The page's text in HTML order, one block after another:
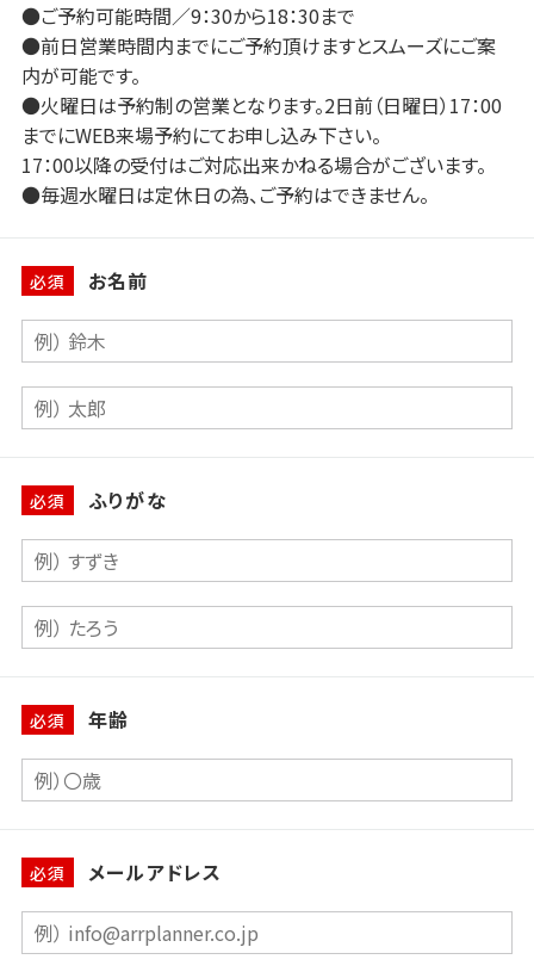
●ご予約可能時間／9：30から18：30まで
●前日営業時間内までにご予約頂けますとスムーズにご案
内が可能です。
●火曜日は予約制の営業となります。2日前（日曜日）17：00
までにWEB来場予約にてお申し込み下さい。
17：00以降の受付はご対応出来かねる場合がございます。
●毎週水曜日は定休日の為、ご予約はできません。
必須 お名前
必須 ふりがな
必須 年齢
必須 メールアドレス